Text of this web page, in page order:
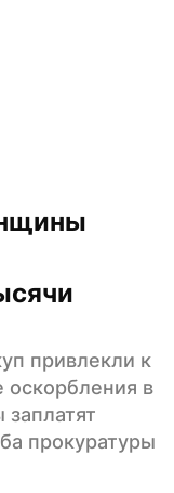
привлекли к
оскорбления в
прокуратуры